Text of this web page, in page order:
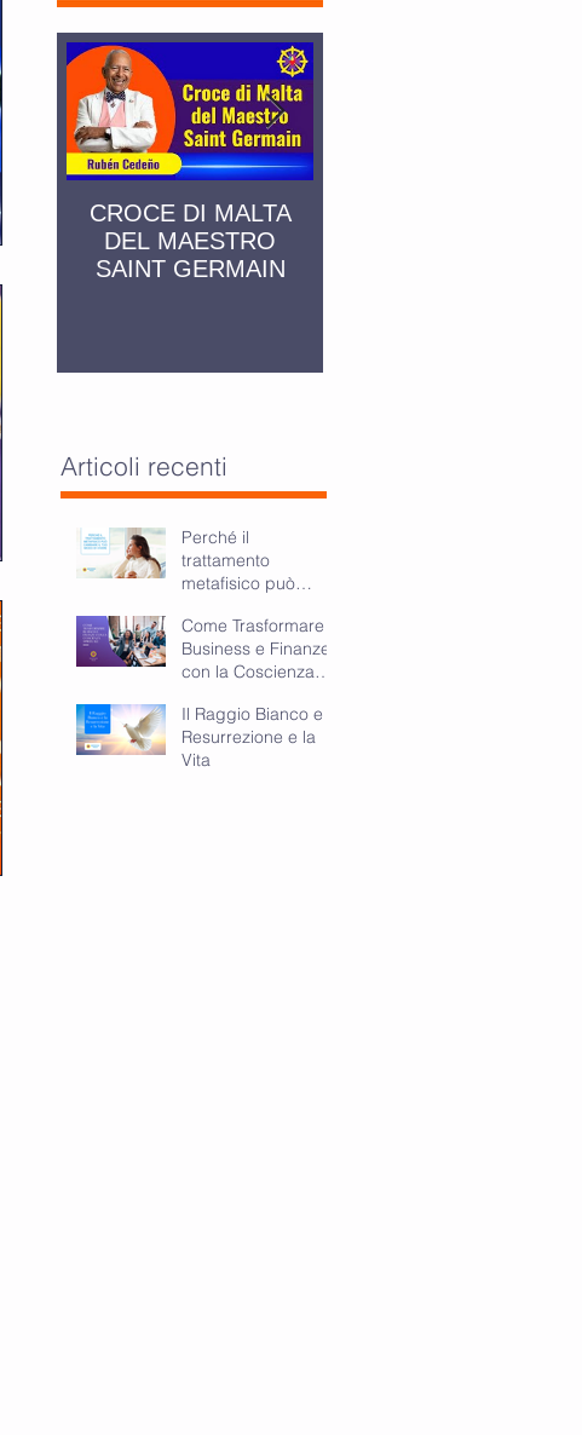
CROCE DI MALTA
DEL MAESTRO
SAINT GERMAIN
Articoli recenti
Perché il
trattamento
metafisico può
modo di vivere
Come Trasformare
Business e Finanze
con la Coscienza
Il Raggio Bianco e la
Resurrezione e la
Vita